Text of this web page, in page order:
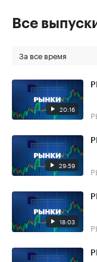
Все
За все время
20:16
29:59
18:03